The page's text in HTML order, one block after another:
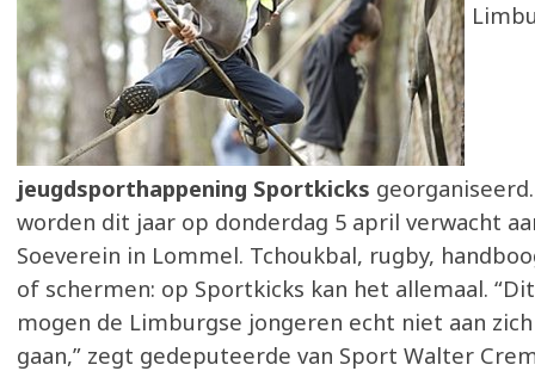
jeugdsporthappening Sportkicks
worden dit jaar op donderdag 5 april verwacht
Soeverein in Lommel. Tchoukbal, rugby,
of schermen: op Sportkicks kan het allemaal.
mogen de Limburgse jongeren echt niet aan
gaan,” zegt gedeputeerde van Sport Walter